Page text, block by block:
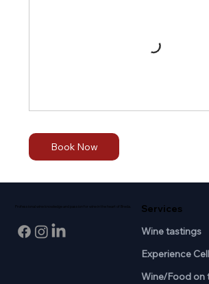
Book Now
Professional wine knowledge and passion for wine in the heart of Breda. Services
Wine tastings
Experience
Wine/Food on